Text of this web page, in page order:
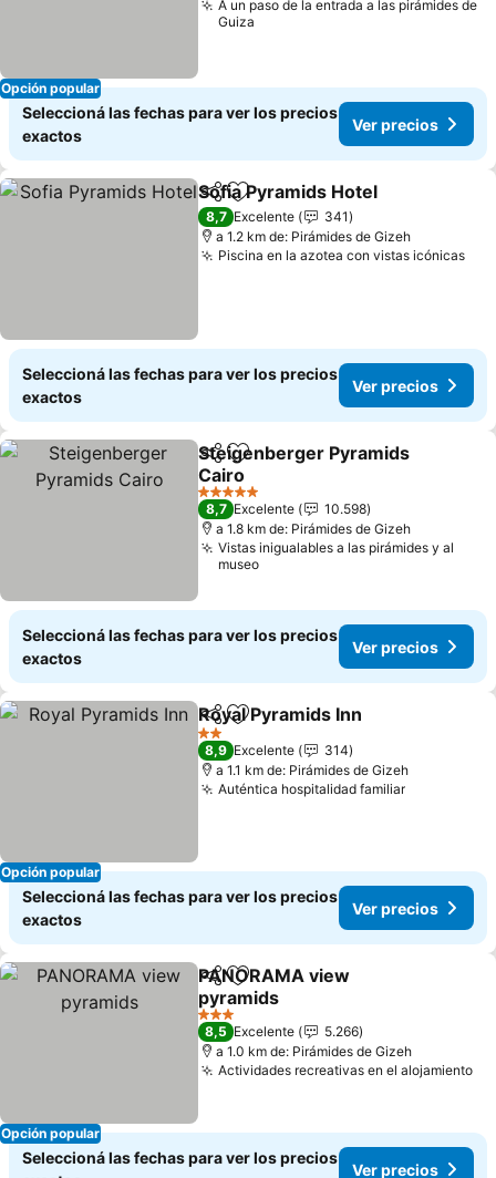
Opción popular
A un paso de la entrada a las pirámides de
Guiza
Seleccioná las fechas para ver los precios
exactos
Ver precios
CompartirAñadir a favoritos
Sofia Pyramids Hotel
8,7 Excelente
341
a 1.2 km de: Pirámides de Gizeh
Piscina en la azotea con vistas icónicas
Seleccioná las fechas para ver los precios
exactos
Ver precios
CompartirAñadir a favoritos
Steigenberger Pyramids
Cairo
Ver precios
5 Estrellas
8,7 Excelente
10.598
a 1.8 km de: Pirámides de Gizeh
Vistas inigualables a las pirámides y al
museo
Seleccioná las fechas para ver los precios
exactos
Ver precios
Opción popular
CompartirAñadir a favoritos
Royal Pyramids Inn
2 Estrellas
8,9 Excelente
314
a 1.1 km de: Pirámides de Gizeh
Auténtica hospitalidad familiarVer
Seleccioná las fechas para ver los precios
exactos
Ver precios
Opción popular
CompartirAñadir a favoritos
PANORAMA view
pyramids
Ver precios
3 Estrellas
8,5 Excelente
5.266
a 1.0 km de: Pirámides de Gizeh
Actividades recreativas en el alojamiento
Seleccioná las fechas para ver los precios
Ver precios